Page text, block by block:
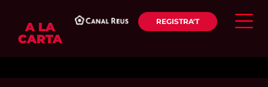
A LA
CARTA
REGISTRA'T